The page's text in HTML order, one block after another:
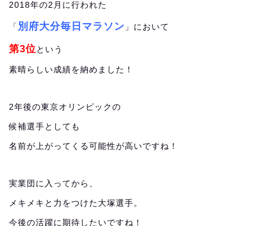
2018年の2月に行われた
「 別府大分毎日マラソン 」において
第3位 という
素晴らしい成績を納めました！
2年後の東京オリンピックの
候補選手としても
名前が上がってくる可能性が高いですね！
実業団に入ってから、
メキメキと力をつけた大塚選手。
今後の活躍に期待したいですね！